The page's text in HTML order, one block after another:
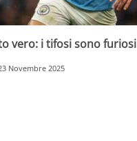
vero: i tifosi sono furiosi
Novembre 2025